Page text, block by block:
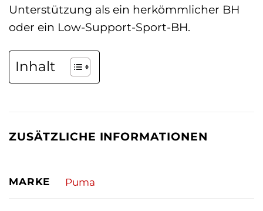
Unterstützung als ein herkömmlicher BH
oder ein Low-Support-Sport-BH.
Inhalt
ZUSÄTZLICHE INFORMATIONEN
MARKE Puma